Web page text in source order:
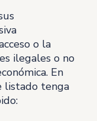
o la
ilegales o no
En
listado tenga